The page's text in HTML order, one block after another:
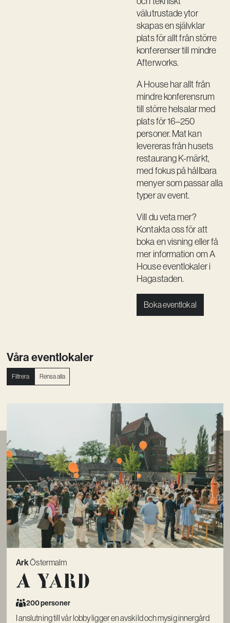
välutrustade ytor
skapas en självklar
plats för allt från större
konferenser till mindre
Afterworks.
A House har allt från
mindre konferensrum
till större helsalar med
plats för 16–250
personer. Mat kan
levereras från husets
restaurang K-märkt,
med fokus på hållbara
menyer som passar alla
typer av event.
Vill du veta mer?
Kontakta oss för att
boka en visning eller få
mer information om A
House eventlokaler i
Hagastaden.
Boka eventlokal
Våra eventlokaler
Filtrera Rensa alla
ArkÖstermalm
A Yard
200 personer
I anslutning till vår lobby ligger en avskild och mysig innergård